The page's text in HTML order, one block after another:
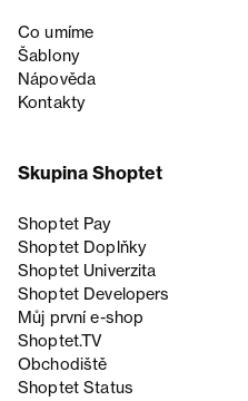
Co umíme
Šablony
Nápověda
Kontakty
Skupina Shoptet
Shoptet Pay
Shoptet Doplňky
Shoptet Univerzita
Shoptet Developers
Můj první e-shop
Shoptet.TV
Obchodiště
Shoptet Status